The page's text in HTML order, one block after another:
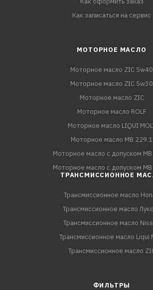
Как записаться на сервис
МОТОРНОЕ МАСЛО
Моторное масло ZIC 5w40
Моторное масло ZIC 5w30
Моторное масло ZIC
Моторное масло ROLF
Моторное масло LIQUI
Моторное масло MB 229.1
Моторное масло с допуском
Моторное масло с допуском
ТРАНСМИССИОННОЕ
Трансмиссионное масло
Трансмиссионное масло
Трансмиссионное масло
Трансмиссионное масло Liqui
Трансмиссионное масло
ФИЛЬТРЫ